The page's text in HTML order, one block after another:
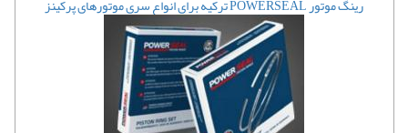
رینگ موتور POWERSEAL ترکیه برای انواع سری موتورهای پرکینز